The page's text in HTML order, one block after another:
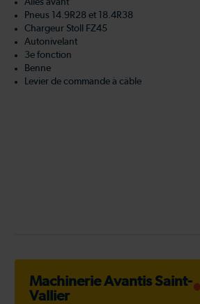
Pneus 14.9R28 et 18.4R38
Chargeur Stoll FZ45
Autonivelant
3e fonction
Benne
Levier de commande à câble
Machinerie Avantis Saint-
Vallier